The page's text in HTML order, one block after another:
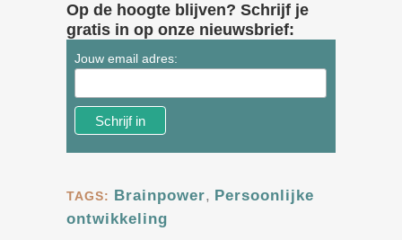
Op de hoogte blijven? Schrijf je
gratis in op onze nieuwsbrief:
Jouw email adres:
TAGS: Brainpower, Persoonlijke
ontwikkeling